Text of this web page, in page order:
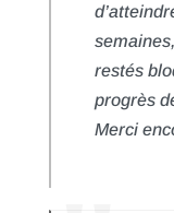
restés
progrès
Merci